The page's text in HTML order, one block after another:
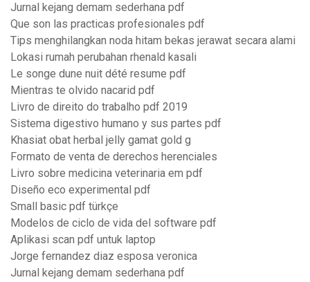
Jurnal kejang demam sederhana pdf
Que son las practicas profesionales pdf
Tips menghilangkan noda hitam bekas jerawat secara alami
Lokasi rumah perubahan rhenald kasali
Le songe dune nuit dété resume pdf
Mientras te olvido nacarid pdf
Livro de direito do trabalho pdf 2019
Sistema digestivo humano y sus partes pdf
Khasiat obat herbal jelly gamat gold g
Formato de venta de derechos herenciales
Livro sobre medicina veterinaria em pdf
Diseño eco experimental pdf
Small basic pdf türkçe
Modelos de ciclo de vida del software pdf
Aplikasi scan pdf untuk laptop
Jorge fernandez diaz esposa veronica
Jurnal kejang demam sederhana pdf